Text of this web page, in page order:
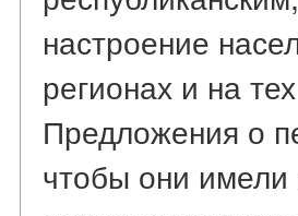
настроение
регионах и на
Предложения о
чтобы они